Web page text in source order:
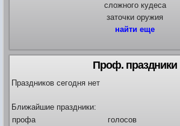
R.I.P. =(
Шаржи на персонажей Граней
ЧитЫр
сложного кудеса
заточки оружия
найти еще
Проф. праздники
Праздников сегодня нет
Ближайшие праздники:
профа
голосов